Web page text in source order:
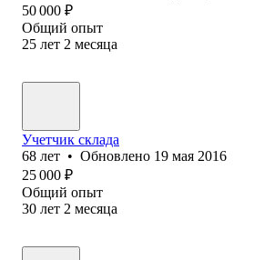
50 000 ₽
Общий опыт
25 лет 2 месяца
Учетчик склада
68 лет • Обновлено 19 мая 2016
25 000 ₽
Общий опыт
30 лет 2 месяца